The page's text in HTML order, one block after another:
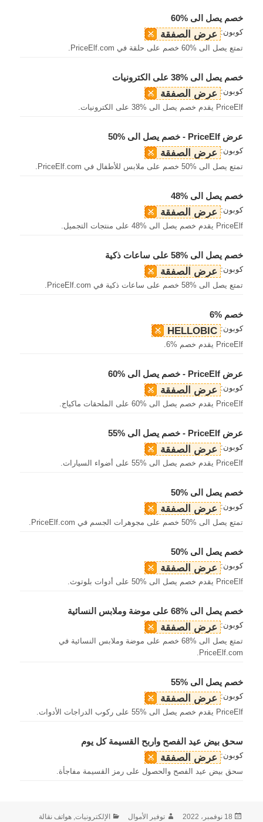
خصم يصل الى %60
كوبون: عرض الصفقة
تمتع يصل الى %60 خصم على حلقة في PriceElf.com.
خصم يصل الى %38 على الكترونيات
كوبون: عرض الصفقة
PriceElf يقدم خصم يصل الى %38 على الكترونيات.
عرض PriceElf - خصم يصل الى %50
كوبون: عرض الصفقة
تمتع يصل الى %50 خصم على ملابس للأطفال في PriceElf.com.
خصم يصل الى %48
كوبون: عرض الصفقة
PriceElf يقدم خصم يصل الى %48 على منتجات التجميل.
خصم يصل الى %58 على ساعات ذكية
كوبون: عرض الصفقة
تمتع يصل الى %58 خصم على ساعات ذكية في PriceElf.com.
خصم %6
كوبون: HELLOBIC
PriceElf يقدم خصم %6.
عرض PriceElf - خصم يصل الى %60
كوبون: عرض الصفقة
PriceElf يقدم خصم يصل الى %60 على الملحقات ماكياج.
عرض PriceElf - خصم يصل الى %55
كوبون: عرض الصفقة
PriceElf يقدم خصم يصل الى %55 على أضواء السيارات.
خصم يصل الى %50
كوبون: عرض الصفقة
تمتع يصل الى %50 خصم على مجوهرات الجسم في PriceElf.com.
خصم يصل الى %50
كوبون: عرض الصفقة
PriceElf يقدم خصم يصل الى %50 على أدوات بلوتوث.
خصم يصل الى %68 على موضة وملابس النسائية
كوبون: عرض الصفقة
تمتع يصل الى %68 خصم على موضة وملابس النسائية في
PriceElf.com.
خصم يصل الى %55
كوبون: عرض الصفقة
PriceElf يقدم خصم يصل الى %55 على ركوب الدراجات الأدوات.
سحق بيض عيد الفصح واربح القسيمة كل يوم
كوبون: عرض الصفقة
سحق بيض عيد الفصح والحصول على رمز القسيمة مفاجأة.
نُشرت
18 نوفمبر، 2022 الكاتب
توفير الأموال التصنيفات
الإلكترونيات, هواتف نقالة